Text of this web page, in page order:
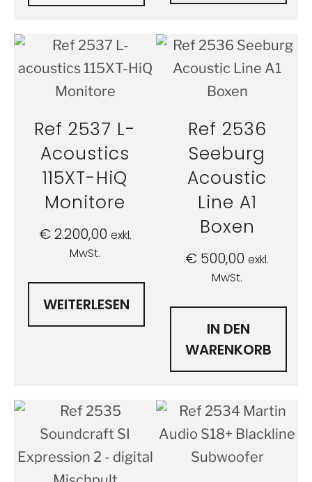
Ref 2537 L-
Acoustics
115XT-HiQ
Monitore
€2.200,00 exkl.
MwSt.
WEITERLESEN
Ref 2536
Seeburg
Acoustic
Line A1
Boxen
€ 500,00 exkl.
MwSt.
IN DEN
WARENKORB